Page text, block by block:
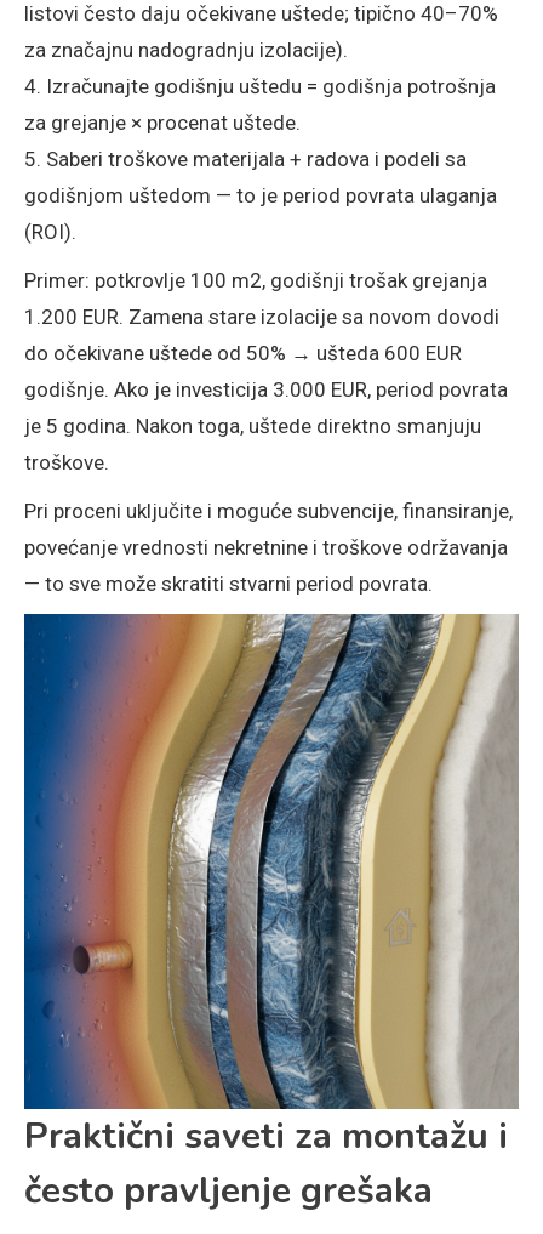
listovi često daju očekivane uštede; tipično 40–70%
za značajnu nadogradnju izolacije).
4. Izračunajte godišnju uštedu = godišnja potrošnja
za grejanje × procenat uštede.
5. Saberi troškove materijala + radova i podeli sa
godišnjom uštedom — to je period povrata ulaganja
(ROI).
Primer: potkrovlje 100 m2, godišnji trošak grejanja
1.200 EUR. Zamena stare izolacije sa novom dovodi
do očekivane uštede od 50% → ušteda 600 EUR
godišnje. Ako je investicija 3.000 EUR, period povrata
je 5 godina. Nakon toga, uštede direktno smanjuju
troškove.
Pri proceni uključite i moguće subvencije, finansiranje,
povećanje vrednosti nekretnine i troškove održavanja
— to sve može skratiti stvarni period povrata.
Praktični saveti za montažu i
često pravljenje grešaka